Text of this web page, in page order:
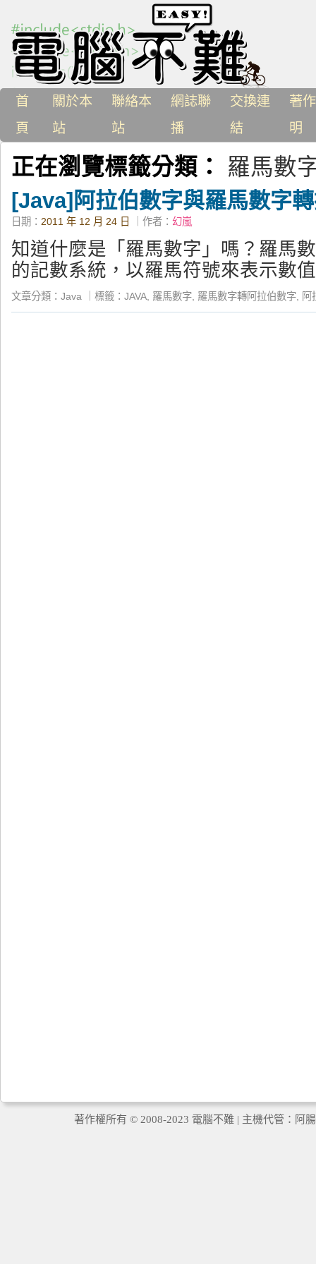
首
頁
關於本
站
聯絡本
站
網誌聯
播
交換連
結
著
明
正在瀏覽標籤分類： 羅馬數
[Java]阿拉伯數字與羅馬數字
日期： 2011 年 12 月 24 日 ｜作者： 幻嵐
知道什麼是「羅馬數字」嗎？羅馬
的記數系統，以羅馬符號來表示數
文章分類： Java 標籤： JAVA 羅馬數字 羅馬數字轉阿拉伯數字 阿
著作權所有 © 2008-2023 電腦不難 | 主機代管： 阿